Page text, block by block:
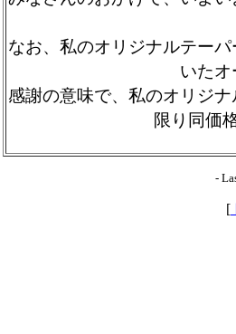
なお、私のオリジナルテー
いた
感謝の意味で、私のオリジ
限り同価
-
[